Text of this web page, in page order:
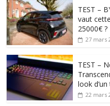
TEST –
vaut
25000€ ?
27 mars
TEST –
look
22 mars